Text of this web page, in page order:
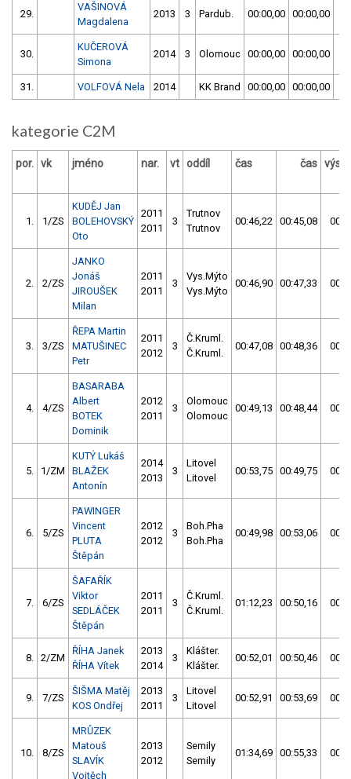
29.
VAŠINOVÁ
Magdalena
2013 3 Pardub. 00:00,00 00:00,00
30.
KUČEROVÁ
Simona
2014 3 Olomouc 00:00,00 00:00,00
31. VOLFOVÁ Nela 2014 KK Brand 00:00,00 00:00,00
kategorie C2M
por. vk jméno nar. vt oddíl čas čas
1. 1/ZS
KUDĚJ Jan
BOLEHOVSKÝ
Oto
2011
2011
3
Trutnov
Trutnov
00:46,22 00:45,08
2. 2/ZS
JANKO
Jonáš
JIROUŠEK
Milan
2011
2011
3
Vys.Mýto
Vys.Mýto
00:46,90 00:47,33
3. 3/ZS
ŘEPA Martin
MATUŠINEC
Petr
2011
2012
3
Č.Kruml.
Č.Kruml.
00:47,08 00:48,36
4. 4/ZS
BASARABA
Albert
BOTEK
Dominik
2012
2011
3
Olomouc
Olomouc
00:49,13 00:48,44
5. 1/ZM
KUTÝ Lukáš
BLAŽEK
Antonín
2014
2013
3
Litovel
Litovel
00:53,75 00:49,75
6. 5/ZS
PAWINGER
Vincent
PLUTA
Štěpán
2012
2012
3
Boh.Pha
Boh.Pha
00:49,98 00:53,06
7. 6/ZS
ŠAFAŘÍK
Viktor
SEDLÁČEK
Štěpán
2011
2011
3
Č.Kruml.
Č.Kruml.
01:12,23 00:50,16
8. 2/ZM
ŘÍHA Janek
ŘÍHA Vítek
2013
2014
3
Klášter.
Klášter.
00:52,01 00:50,46
9. 7/ZS
ŠIŠMA Matěj
KOS Ondřej
2013
2011
3
Litovel
Litovel
00:52,91 00:53,69
10. 8/ZS
MRŮZEK
Matouš
SLAVÍK
Vojtěch
2013
2012
Semily
Semily
01:34,69 00:55,33